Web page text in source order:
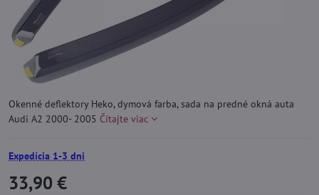
Okenné deflektory Heko, dymová farba, sada na predné okná auta
Audi A2 2000- 2005 Čítajte viac
Expedícia 1-3 dni
33,90 €